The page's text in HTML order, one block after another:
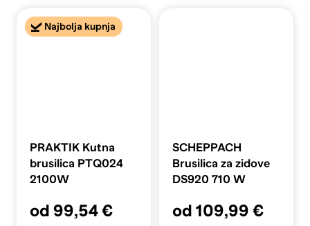
Najbolja kupnja
PRAKTIK Kutna
brusilica PTQ024
2100W
od 99,54 €
SCHEPPACH
Brusilica za zidove
DS920 710 W
od 109,99 €